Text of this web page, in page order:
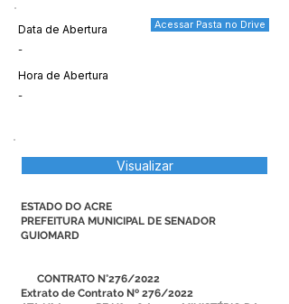
Data de Abertura Acessar Pasta no Drive
-
Hora de Abertura
-
Visualizar
ESTADO DO ACRE
PREFEITURA MUNICIPAL DE SENADOR
GUIOMARD
CONTRATO N°276/2022
Extrato de Contrato Nº 276/2022